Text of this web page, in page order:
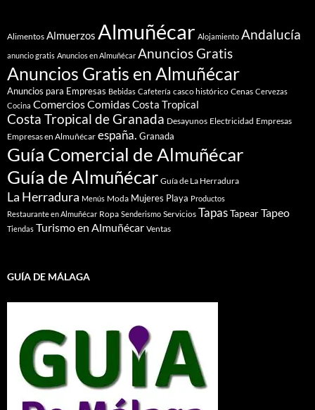
Alimentos Almuerzos Almuñécar Alojamiento Andalucía
anuncio gratis Anuncios en Almuñécar Anuncios Gratis
Anuncios Gratis en Almuñécar
Anuncios para Empresas Bebidas Cafetería casco histórico Cenas Cervezas
Cocina ComerciosComidasCosta Tropical
Costa Tropical de Granada Desayunos Electricidad Empresas
Empresas en Almuñécar españa. Granada
Guía Comercial de Almuñécar
Guía de Almuñécar Guía de La Herradura
La Herradura Menús Moda Mujeres Playa Productos
Restaurante en Almuñécar Ropa Senderismo Servicios TapasTapearTapeo
Tiendas Turismo en Almuñécar Ventas
GUÍA DE MÁLAGA